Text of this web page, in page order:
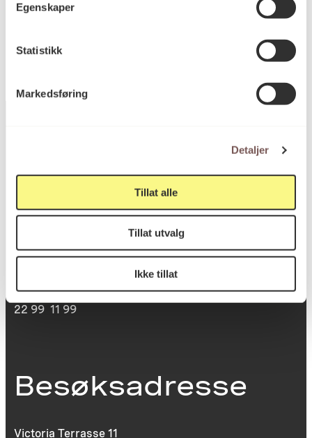
Egenskaper
Statistikk
Markedsføring
Detaljer
Tillat alle
Tillat utvalg
Ikke tillat
Reference
Postadresse
Postboks 6994
0130 Oslo
post@koro.no
22 99 11 99
Besøksadresse
Victoria Terrasse 11